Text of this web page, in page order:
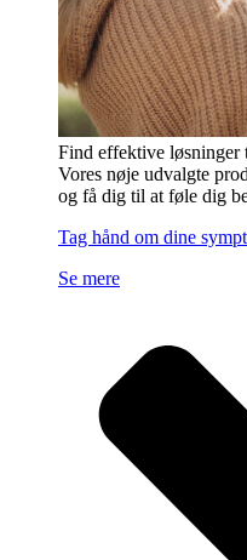
Find effektive løsninger
Vores nøje udvalgte
og få dig til at føle dig
Tag hånd om dine
Se mere